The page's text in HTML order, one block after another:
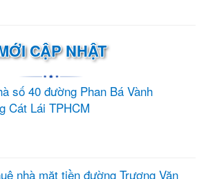
CẬP NHẬT
số 40 đường Phan Bá Vành
Cát Lái TPHCM
nhà mặt tiền đường Trương Văn